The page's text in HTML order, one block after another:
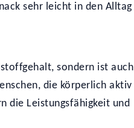
sehr leicht in den Alltag
sondern ist auch
die körperlich aktiv
die Leistungsfähigkeit und